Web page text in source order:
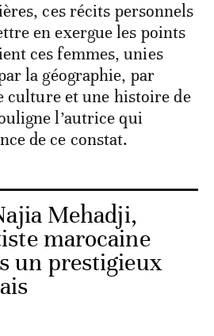
ces récits personnels
en exergue les points
ces femmes, unies
la géographie, par
culture et une histoire de
l’autrice qui
de ce constat.
Mehadji,
marocaine
un prestigieux